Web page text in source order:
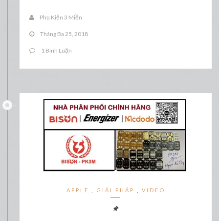
Phụ Kiện 3 Miền
Tháng Ba 25, 2018
1 Bình Luận
APPLE GIẢI PHÁP VIDEO